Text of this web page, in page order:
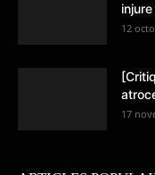
12
17